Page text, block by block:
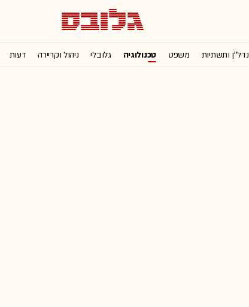
נדל''ן ותשתיות משפט טכנולוגיה גלובלי ניהול וקריירה דעות